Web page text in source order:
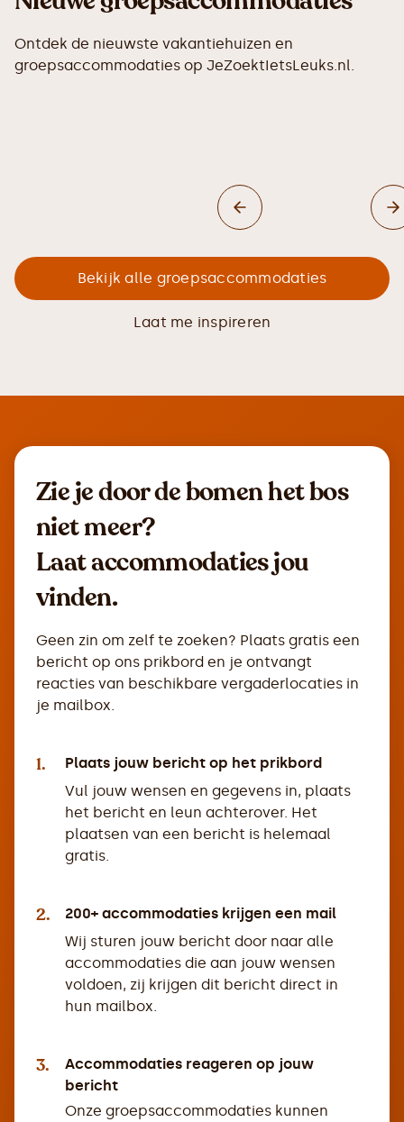
Ontdek de nieuwste vakantiehuizen en
groepsaccommodaties op JeZoektIetsLeuks.nl.
Bekijk alle groepsaccommodaties
Laat me inspireren
Zie je door de bomen het bos
niet meer?
Laat accommodaties jou
vinden.
Geen zin om zelf te zoeken? Plaats gratis een
bericht op ons prikbord en je ontvangt
reacties van beschikbare vergaderlocaties in
je mailbox.
1.
Plaats jouw bericht op het prikbord
Vul jouw wensen en gegevens in, plaats
het bericht en leun achterover. Het
plaatsen van een bericht is helemaal
gratis.
2.
200+ accommodaties krijgen een mail
Wij sturen jouw bericht door naar alle
accommodaties die aan jouw wensen
voldoen, zij krijgen dit bericht direct in
hun mailbox.
3.
Accommodaties reageren op jouw
bericht
Onze groepsaccommodaties kunnen